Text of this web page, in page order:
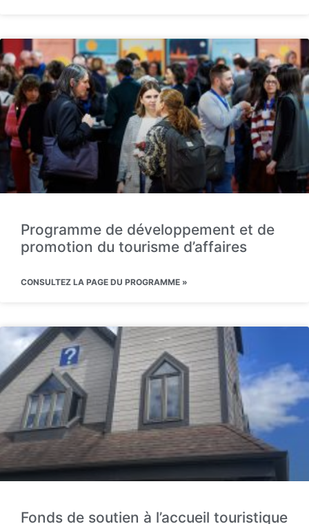
Programme de développement et de
promotion du tourisme d’affaires
CONSULTEZ LA PAGE DU PROGRAMME »
Fonds de soutien à l’accueil touristique